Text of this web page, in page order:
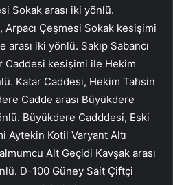
Sokak arası iki yönlü.
Arpacı Çeşmesi Sokak kesişimi
arası iki yönlü. Sakıp Sabancı
Caddesi kesişimi ile Hekim
Katar Caddesi, Hekim Tahsin
Cadde arası Büyükdere
Büyükdere Cadddesi, Eski
Aytekin Kotil Varyant Altı
Alt Geçidi Kavşak arası
D-100 Güney Sait Çiftçi